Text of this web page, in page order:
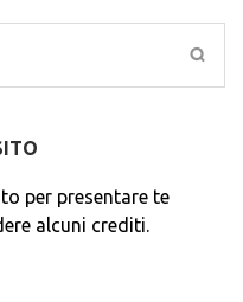
per presentare te
alcuni crediti.